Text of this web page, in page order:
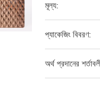
মূল্য:
প্যাকেজিং বিবরণ:
অর্থ প্রদানের